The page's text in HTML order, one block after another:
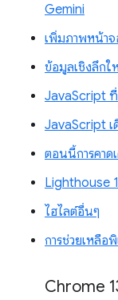
Gemini
เพิ่มภาพหน้า
ข้อมูลเชิงลึก
JavaScript
JavaScript เ
ตอนนี้การคาด
Lighthouse
ไฮไลต์อื่นๆ
การช่วยเหลือ
Chrome